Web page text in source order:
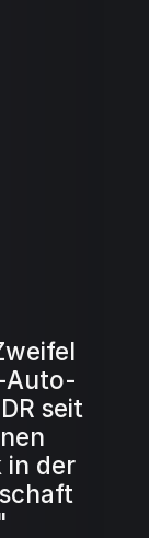
Auto-
seit
in der